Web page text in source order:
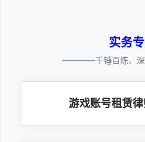
实务
————千锤百炼、
游戏账号租赁